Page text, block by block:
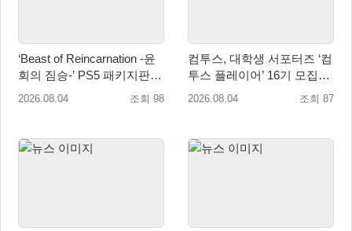
‘Beast of Reincarnation -윤
회의 짐승-’ PS5 패키지판 8
월 4일 금일 발매
2026.08.04 조회 98
컴투스, 대학생 서포터즈 ‘컴
투스 플레이어’ 16기 모집
“게임·콘텐츠 인재 모여라!”
2026.08.04 조회 87